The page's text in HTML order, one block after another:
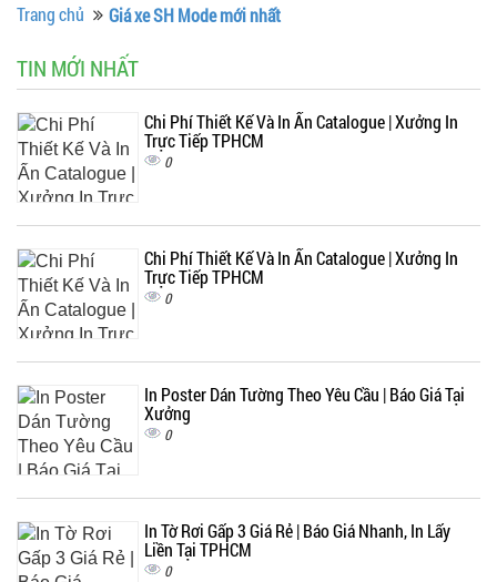
Trang chủ Giá xe SH Mode mới nhất
TIN MỚI NHẤT
Chi Phí Thiết Kế Và In Ấn Catalogue | Xưởng In
Trực Tiếp TPHCM
0
Chi Phí Thiết Kế Và In Ấn Catalogue | Xưởng In
Trực Tiếp TPHCM
0
In Poster Dán Tường Theo Yêu Cầu | Báo Giá Tại
Xưởng
0
In Tờ Rơi Gấp 3 Giá Rẻ | Báo Giá Nhanh, In Lấy
Liền Tại TPHCM
0